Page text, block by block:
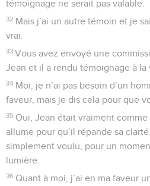
témoignage ne serait pas valable.
32 Mais j’ai un autre témoin et je
vrai.
33 Vous avez envoyé une
Jean et il a rendu témoignage à la
34 Moi, je n’ai pas besoin d’un
faveur, mais je dis cela pour que
35 Oui, Jean était vraiment comme
allume pour qu’il répande sa
simplement voulu, pour un
lumière.
36 Quant à moi, j’ai en ma faveur